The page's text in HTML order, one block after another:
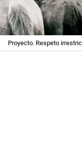
Proyecto. Respeto